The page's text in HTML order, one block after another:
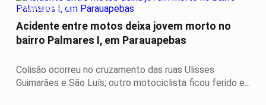
PARAUAPEBAS
Acidente entre motos deixa jovem morto no
bairro Palmares I, em Parauapebas
Colisão ocorreu no cruzamento das ruas Ulisses
Guimarães e São Luís; outro motociclista ficou ferido e...